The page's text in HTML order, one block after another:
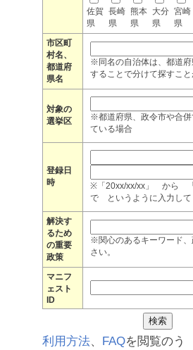
佐賀
県
長崎
県
熊本
県
大分
県
宮崎
県
市区町
村名、
都道府
県名
※同名の自治体は、都道
することで分けて探すこと
対象の
選挙区
※都道府県、政令市や合
ている場合
登録日
時
※「20xx/xx/xx」 から 「
で というように入力して
解決す
るため
の重要
政策
※関心のあるキーワード
さい。
マニフ
ェスト
ID
利用方法、 FAQを閲覧のう